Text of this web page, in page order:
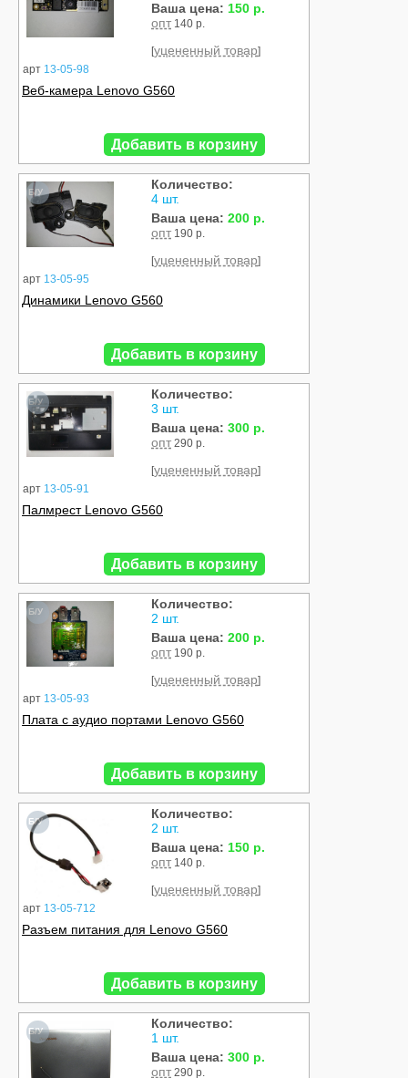
арт 13-05-98
Ваша цена: 150 р.
опт 140 р.
[уцененный товар]
Веб-камера Lenovo G560
Добавить в корзину
Б/У
арт 13-05-95
Количество:
4 шт.
Ваша цена: 200 р.
опт 190 р.
[уцененный товар]
Динамики Lenovo G560
Добавить в корзину
Б/У
арт 13-05-91
Количество:
3 шт.
Ваша цена: 300 р.
опт 290 р.
[уцененный товар]
Палмрест Lenovo G560
Добавить в корзину
Б/У
арт 13-05-93
Количество:
2 шт.
Ваша цена: 200 р.
опт 190 р.
[уцененный товар]
Плата с аудио портами Lenovo G560
Добавить в корзину
Б/У
арт 13-05-712
Количество:
2 шт.
Ваша цена: 150 р.
опт 140 р.
[уцененный товар]
Разъем питания для Lenovo G560
Добавить в корзину
Б/У
Количество:
1 шт.
Ваша цена: 300 р.
опт 290 р.